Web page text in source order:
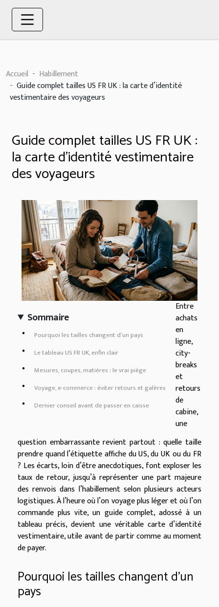
Accueil
Habillement
Guide complet tailles US FR UK : la carte d’identité
vestimentaire des voyageurs
Guide complet tailles US FR UK :
la carte d’identité vestimentaire
des voyageurs
Sommaire
Pourquoi les tailles changent d’un pays
Le tableau US FR UK, enfin clair
Mesures, coupes, matières : le vrai piège
Voyage, e-commerce : éviter retours et galères
Dernier conseil avant de passer en caisse
Entre
achats
en
ligne,
city-
breaks
et
retours
de
cabine,
une
question embarrassante revient partout : quelle taille
prendre quand l’étiquette affiche du US, du UK ou du FR
? Les écarts, loin d’être anecdotiques, font exploser les
taux de retour, jusqu’à représenter une part majeure
des renvois dans l’habillement selon plusieurs acteurs
logistiques. À l’heure où l’on voyage plus léger et où l’on
commande plus vite, un guide complet, adossé à un
tableau précis, devient une véritable carte d’identité
vestimentaire, utile avant de partir comme au moment
de payer.
Pourquoi les tailles changent d’un
pays